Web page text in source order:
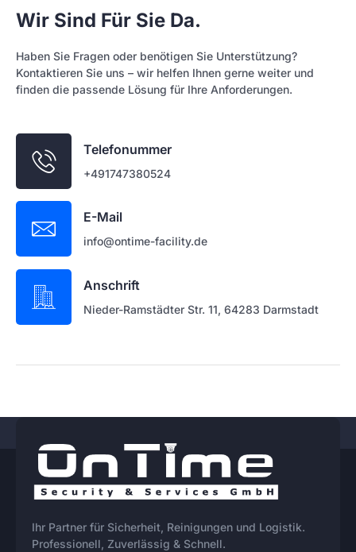
Wir Sind Für Sie Da.
Haben Sie Fragen oder benötigen Sie Unterstützung?
Kontaktieren Sie uns – wir helfen Ihnen gerne weiter und
finden die passende Lösung für Ihre Anforderungen.
Telefonummer
+491747380524
E-Mail
info@ontime-facility.de
Anschrift
Nieder-Ramstädter Str. 11, 64283 Darmstadt
Ihr Partner für Sicherheit, Reinigungen und Logistik.
Professionell, Zuverlässig & Schnell.